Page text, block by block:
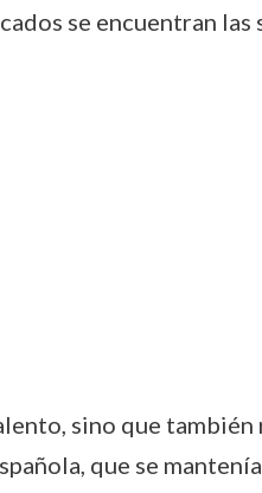
se encuentran
sino que
que se